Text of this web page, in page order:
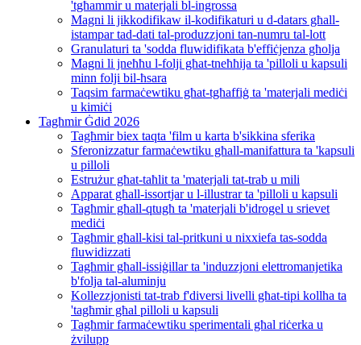
'tgħammir u materjali bl-ingrossa
Magni li jikkodifikaw il-kodifikaturi u d-datars għall-
istampar tad-dati tal-produzzjoni tan-numru tal-lott
Granulaturi ta 'sodda fluwidifikata b'effiċjenza għolja
Magni li jneħħu l-folji għat-tneħħija ta 'pilloli u kapsuli
minn folji bil-ħsara
Taqsim farmaċewtiku għat-tgħaffiġ ta 'materjali mediċi
u kimiċi
Tagħmir Ġdid 2026
Tagħmir biex taqta 'film u karta b'sikkina sferika
Sferonizzatur farmaċewtiku għall-manifattura ta 'kapsuli
u pilloli
Estrużur għat-taħlit ta 'materjali tat-trab u mili
Apparat għall-issortjar u l-illustrar ta 'pilloli u kapsuli
Tagħmir għall-qtugħ ta 'materjali b'idrogel u srievet
mediċi
Tagħmir għall-kisi tal-pritkuni u nixxiefa tas-sodda
fluwidizzati
Tagħmir għall-issiġillar ta 'induzzjoni elettromanjetika
b'folja tal-aluminju
Kollezzjonisti tat-trab f'diversi livelli għat-tipi kollha ta
'tagħmir għal pilloli u kapsuli
Tagħmir farmaċewtiku sperimentali għal riċerka u
żvilupp